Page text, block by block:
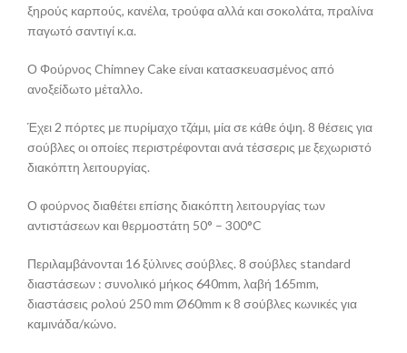
ξηρούς καρπούς, κανέλα, τρούφα αλλά και σοκολάτα, πραλίνα
παγωτό σαντιγί κ.α.
Ο Φούρνος Chimney Cake είναι κατασκευασμένος από
ανοξείδωτο μέταλλο.
Έχει 2 πόρτες με πυρίμαχο τζάμι, μία σε κάθε όψη. 8 θέσεις για
σούβλες οι οποίες περιστρέφονται ανά τέσσερις με ξεχωριστό
διακόπτη λειτουργίας.
Ο φούρνος διαθέτει επίσης διακόπτη λειτουργίας των
αντιστάσεων και θερμοστάτη 50° – 300°C
Περιλαμβάνονται 16 ξύλινες σούβλες. 8 σούβλες standard
διαστάσεων : συνολικό μήκος 640mm, λαβή 165mm,
διαστάσεις ρολού 250 mm Ø60mm κ 8 σούβλες κωνικές για
καμινάδα/κώνο.